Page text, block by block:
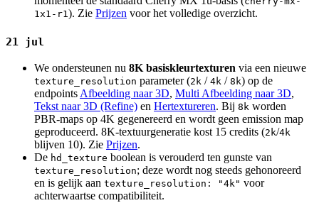
1x1-r1 ). Zie Prijzen voor het volledige overzicht.
21 jul
We ondersteunen nu 8K basiskleurtexturen via een nieuwe
texture_resolution parameter (2k / 4k / 8k) op de
endpoints Afbeelding naar 3D, Multi Afbeelding naar 3D,
Tekst naar 3D (Refine) en Hertextureren. Bij 8k worden
PBR-maps op 4K gegenereerd en wordt geen emission map
geproduceerd. 8K-textuurgeneratie kost 15 credits (2k/4k
blijven 10). Zie Prijzen.
De hd_texture boolean is verouderd ten gunste van
texture_resolution; deze wordt nog steeds gehonoreerd
en is gelijk aan texture_resolution: "4k" voor
achterwaartse compatibiliteit.